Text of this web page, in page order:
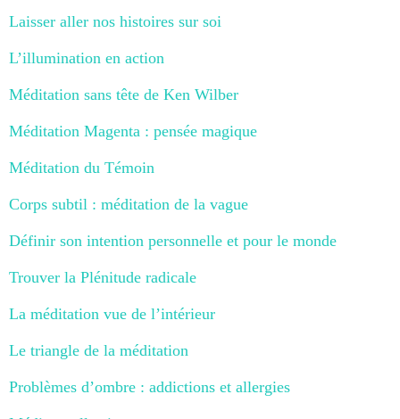
Laisser aller nos histoires sur soi
L’illumination en action
Méditation sans tête de Ken Wilber
Méditation Magenta : pensée magique
Méditation du Témoin
Corps subtil : méditation de la vague
Définir son intention personnelle et pour le monde
Trouver la Plénitude radicale
La méditation vue de l’intérieur
Le triangle de la méditation
Problèmes d’ombre : addictions et allergies